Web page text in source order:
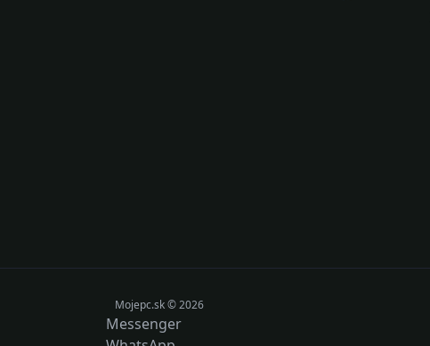
Mojepc.sk © 2026
Messenger